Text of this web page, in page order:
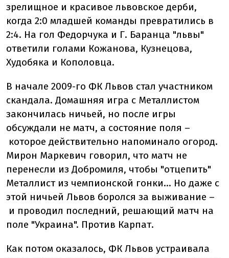
зрелищное и красивое львовское дерби,
когда 2:0 младшей команды превратились в
2:4. На гол Федорчука и Г. Баранца "львы"
ответили голами Кожанова, Кузнецова,
Худобяка и Кополовца.
В начале 2009-го ФК Львов стал участником
скандала. Домашняя игра с Металлистом
закончилась ничьей, но после игры
обсуждали не матч, а состояние поля –
которое действительно напоминало огород.
Мирон Маркевич говорил, что матч не
перенесли из Добромиля, чтобы "отцепить"
Металлист из чемпионской гонки... Но даже с
этой ничьей Львов боролся за выживание –
и проводил последний, решающий матч на
поле "Украина". Против Карпат.
Как потом оказалось, ФК Львов устраивала